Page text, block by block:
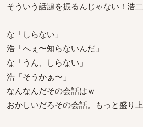
そういう話題を振るんじゃない！浩二
な「しらない」
浩「へぇ〜知らないんだ」
な「うん、しらない」
浩「そうかぁ〜」
なんなんだその会話はｗ
おかしいだろその会話。もっと盛り